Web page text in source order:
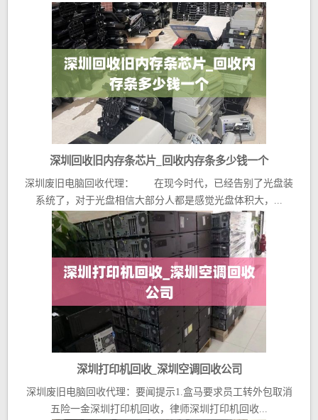
深圳回收旧内存条芯片_回收内存条多少钱一个
深圳废旧电脑回收代理： 在现今时代，已经告别了光盘装
系统了，对于光盘相信大部分人都是感觉光盘体积大，...
深圳打印机回收_深圳空调回收公司
深圳废旧电脑回收代理：要闻提示1.盒马要求员工转外包取消
五险一金深圳打印机回收，律师深圳打印机回收...